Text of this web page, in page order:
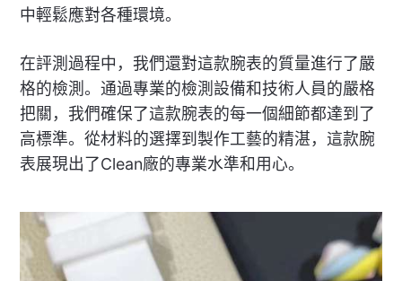
中輕鬆應對各種環境。
在評測過程中，我們還對這款腕表的質量進行了嚴
格的檢測。通過專業的檢測設備和技術人員的嚴格
把關，我們確保了這款腕表的每一個細節都達到了
高標準。從材料的選擇到製作工藝的精湛，這款腕
表展現出了Clean廠的專業水準和用心。